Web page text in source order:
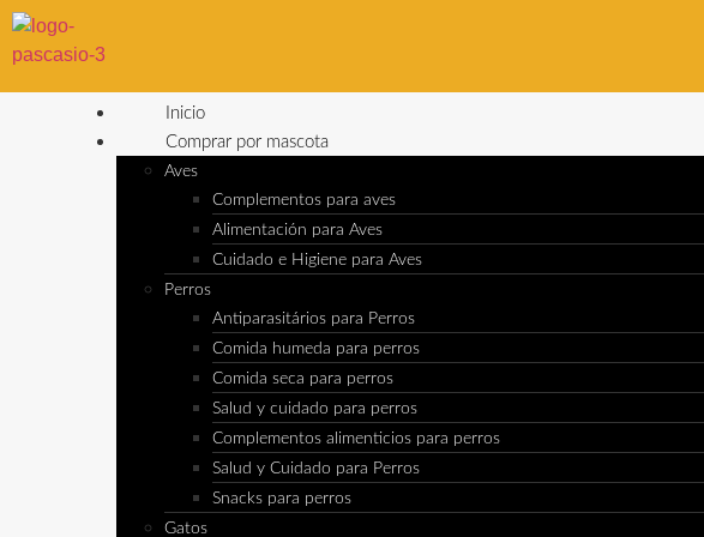
Inicio
Comprar por mascota
Aves
Complementos para aves
Alimentación para Aves
Cuidado e Higiene para Aves
Perros
Antiparasitários para Perros
Comida humeda para perros
Comida seca para perros
Salud y cuidado para perros
Complementos alimenticios para perros
Salud y Cuidado para Perros
Snacks para perros
Gatos